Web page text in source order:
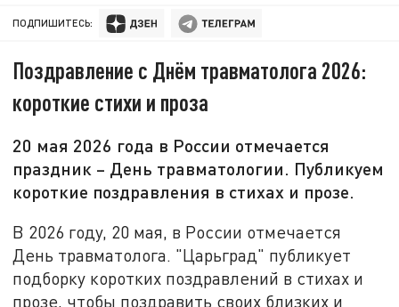
ПОДПИШИТЕСЬ:
Поздравление с Днём травматолога 2026:
короткие стихи и проза
20 мая 2026 года в России отмечается
праздник – День травматологии. Публикуем
короткие поздравления в стихах и прозе.
В 2026 году, 20 мая, в России отмечается
День травматолога. "Царьград" публикует
подборку коротких поздравлений в стихах и
прозе, чтобы поздравить своих близких и